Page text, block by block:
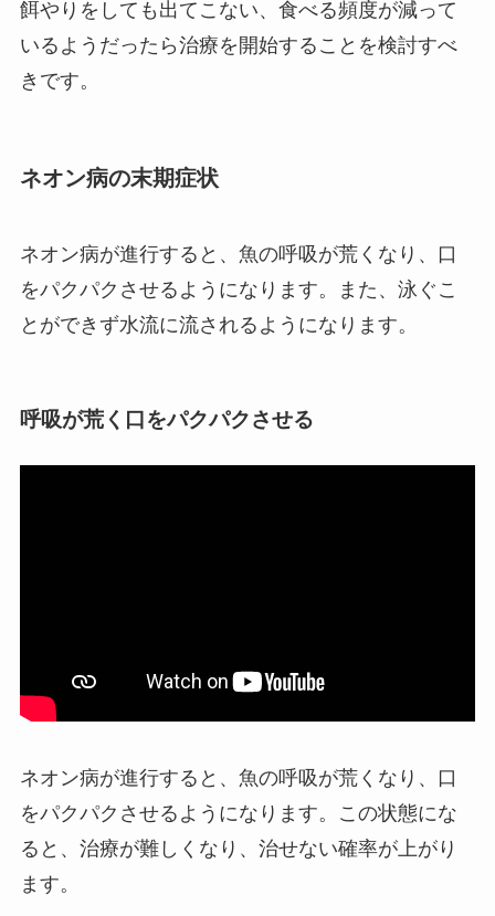
餌やりをしても出てこない、食べる頻度が減って
いるようだったら治療を開始することを検討すべ
きです。
ネオン病の末期症状
ネオン病が進行すると、魚の呼吸が荒くなり、口
をパクパクさせるようになります。また、泳ぐこ
とができず水流に流されるようになります。
呼吸が荒く口をパクパクさせる
ネオン病が進行すると、魚の呼吸が荒くなり、口
をパクパクさせるようになります。この状態にな
ると、治療が難しくなり、治せない確率が上がり
ます。